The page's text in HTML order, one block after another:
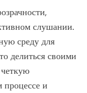
слушании.
среду для
делиться своими
процессе и